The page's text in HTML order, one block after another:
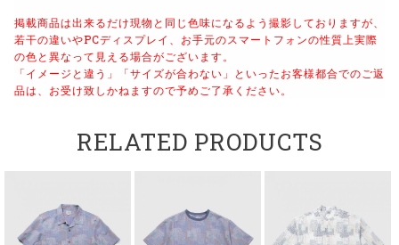
掲載商品は出来るだけ現物と同じ色味になるよう撮影しておりますが、
若干の違いやPCディスプレイ、お手元のスマートフォンの性質上実際
の色と異なって見える場合がございます。
「イメージと違う」「サイズが合わない」といったお客様都合でのご返
品は、お受け致しかねますので予めご了承ください。
RELATED PRODUCTS